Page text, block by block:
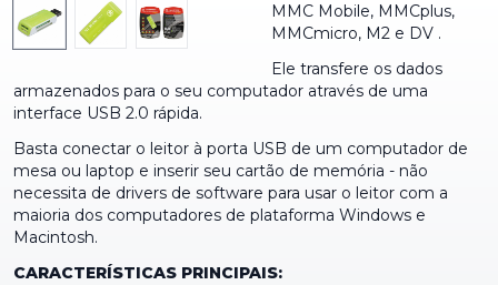
MMC Mobile, MMCplus,
MMCmicro, M2 e DV .
Ele transfere os dados
armazenados para o seu computador através de uma
interface USB 2.0 rápida.
Basta conectar o leitor à porta USB de um computador de
mesa ou laptop e inserir seu cartão de memória - não
necessita de drivers de software para usar o leitor com a
maioria dos computadores de plataforma Windows e
Macintosh.
CARACTERÍSTICAS PRINCIPAIS: